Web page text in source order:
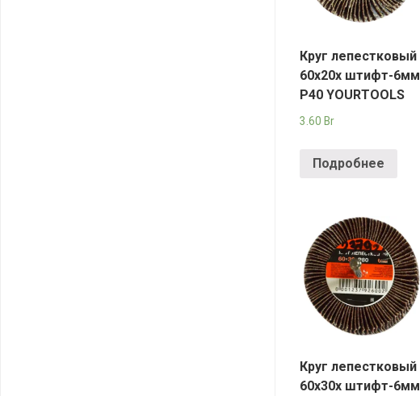
Круг лепестковый
60х20х штифт-6мм
Р40 YOURTOOLS
3.60 Br
Подробнее
Круг лепестковый
60х30х штифт-6мм